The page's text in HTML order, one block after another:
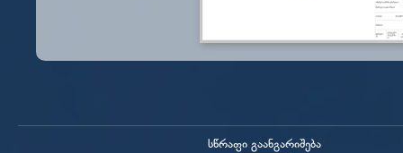
სწრაფი გაანგარიშება